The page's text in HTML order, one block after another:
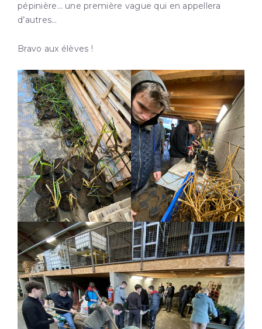
pépinière… une première vague qui en appellera
d’autres…
Bravo aux élèves !